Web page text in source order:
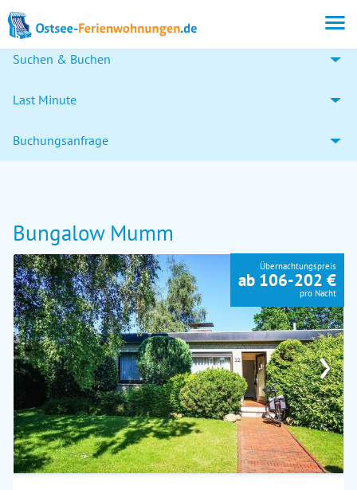
Suchen & Buchen
Last Minute
Buchungsanfrage
Bungalow Mumm
›
Übernachtungspreis
ab 106-202 €
pro Nacht